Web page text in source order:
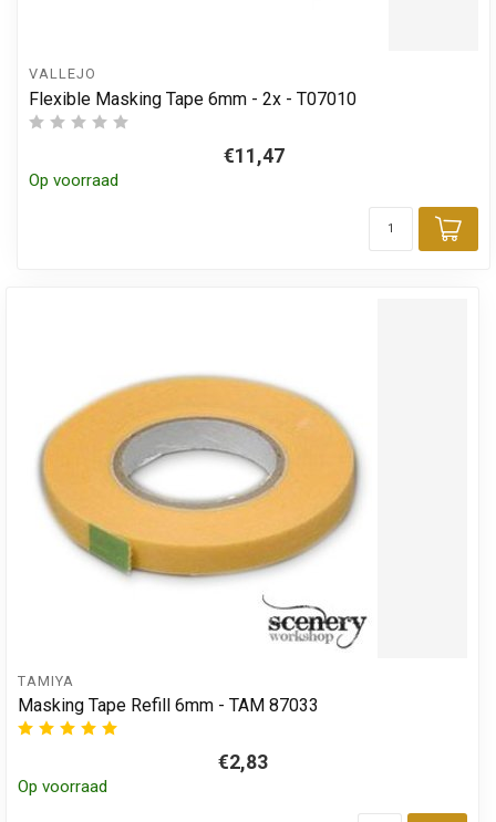
VALLEJO
Flexible Masking Tape 6mm - 2x - T07010
€11,47
Op voorraad
TAMIYA
Masking Tape Refill 6mm - TAM 87033
€2,83
Op voorraad